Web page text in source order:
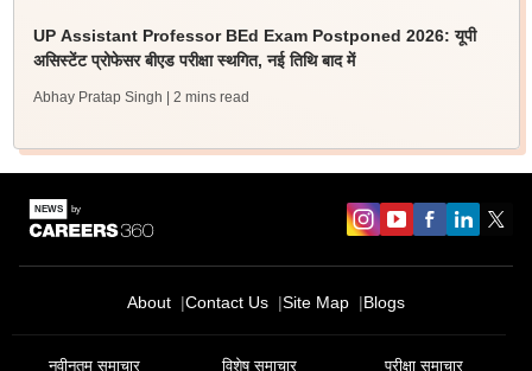
UP Assistant Professor BEd Exam Postponed 2026: यूपी
असिस्टेंट प्रोफेसर बीएड परीक्षा स्थगित, नई तिथि बाद में
Abhay Pratap Singh | 2 mins read
About Contact Us Site Map Blogs
नवीनतम समाचार विशेष समाचार परीक्षा समाचार